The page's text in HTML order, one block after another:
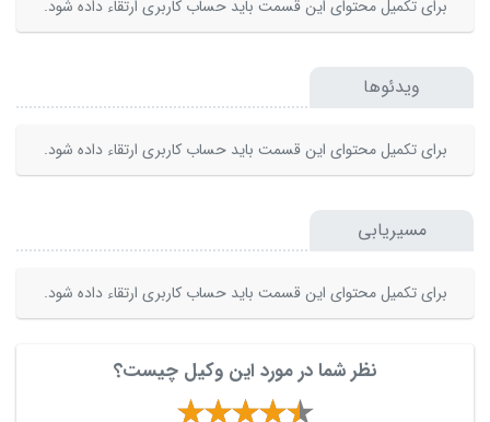
برای تکمیل محتوای این قسمت باید حساب کاربری ارتقاء داده شود.
ویدئوها
برای تکمیل محتوای این قسمت باید حساب کاربری ارتقاء داده شود.
مسیریابی
برای تکمیل محتوای این قسمت باید حساب کاربری ارتقاء داده شود.
نظر شما در مورد این وکیل چیست؟